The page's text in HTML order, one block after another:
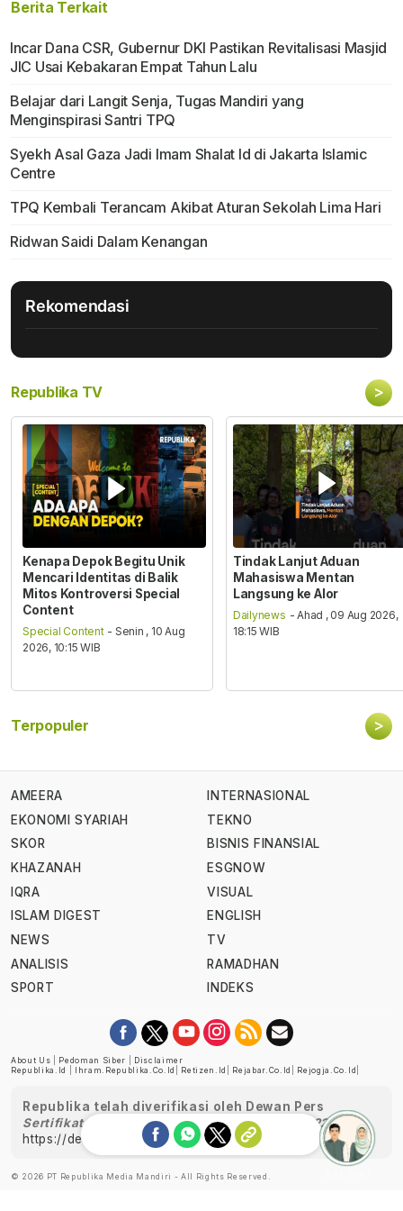
Berita Terkait
Incar Dana CSR, Gubernur DKI Pastikan Revitalisasi Masjid
JIC Usai Kebakaran Empat Tahun Lalu
Belajar dari Langit Senja, Tugas Mandiri yang
Menginspirasi Santri TPQ
Syekh Asal Gaza Jadi Imam Shalat Id di Jakarta Islamic
Centre
TPQ Kembali Terancam Akibat Aturan Sekolah Lima Hari
Ridwan Saidi Dalam Kenangan
Rekomendasi
Republika TV >
Kenapa Depok Begitu Unik
Mencari Identitas di Balik
Mitos Kontroversi Special
Content
Special Content - Senin , 10 Aug
2026, 10:15 WIB
Tindak Lanjut Aduan
Mahasiswa Mentan
Langsung ke Alor
Dailynews - Ahad , 09 Aug 2026,
18:15 WIB
Terpopuler >
AMEERA
EKONOMI SYARIAH
SKOR
KHAZANAH
IQRA
ISLAM DIGEST
NEWS
ANALISIS
SPORT
INTERNASIONAL
TEKNO
BISNIS FINANSIAL
ESGNOW
VISUAL
ENGLISH
TV
RAMADHAN
INDEKS
About Us Pedoman Siber
Disclaimer
Republika.id
Ihram.republika.co.id Retizen.id Rejabar.co.id Rejogja.co.id
Republika telah diverifikasi oleh Dewan Pers
Sertifikat Nomor 1058/DP-Verifikasi/K/XII/2022
https://dewanpers.or.id/data/perusahaanpers
© 2026 PT Republika Media Mandiri - All Rights Reserved.